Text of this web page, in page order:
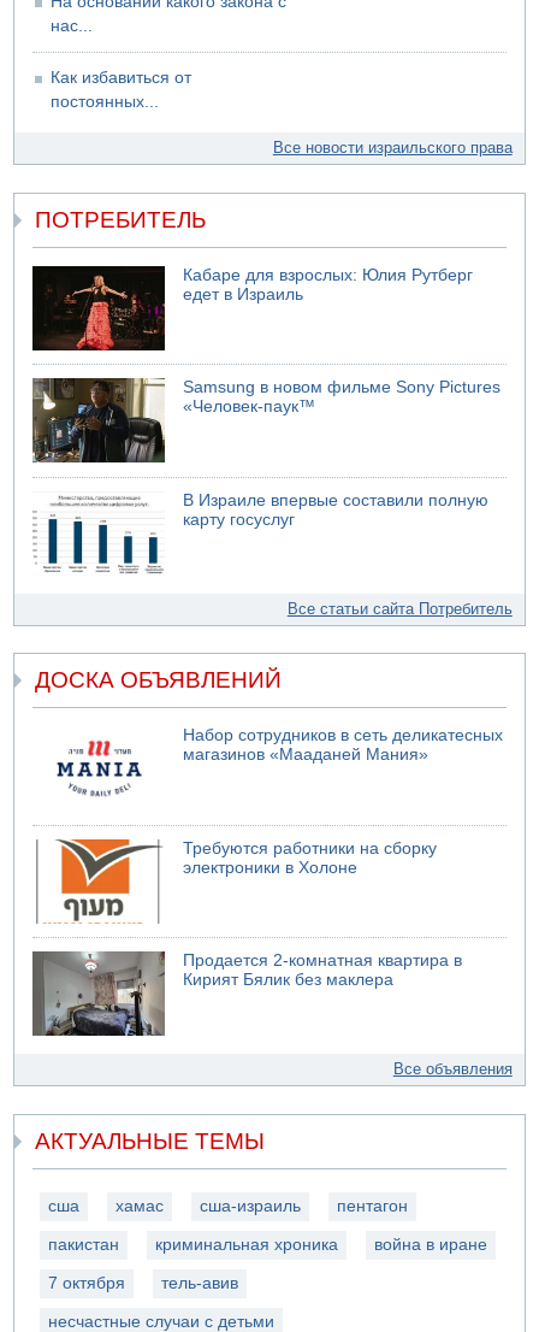
нас...
Как избавиться от
постоянных...
Все новости израильского права
ПОТРЕБИТЕЛЬ
Кабаре для взрослых: Юлия Рутберг
едет в Израиль
Samsung в новом фильме Sony Pictures
«Человек-паук™
В Израиле впервые составили полную
карту госуслуг
Все статьи сайта Потребитель
ДОСКА ОБЪЯВЛЕНИЙ
Набор сотрудников в сеть деликатесных
магазинов «Мааданей Мания»
Требуются работники на сборку
электроники в Холоне
Продается 2-комнатная квартира в
Кирият Бялик без маклера
Все объявления
АКТУАЛЬНЫЕ ТЕМЫ
сша хамас сша-израиль пентагон
пакистан криминальная хроника война в иране
7 октября тель-авив
несчастные случаи с детьми